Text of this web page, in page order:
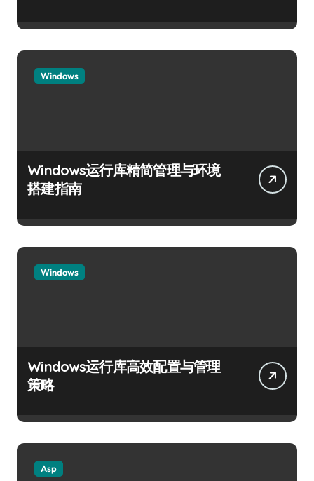
Windows
Windows运行库精简管理与环境
搭建指南
Windows
Windows运行库高效配置与管理
策略
Asp